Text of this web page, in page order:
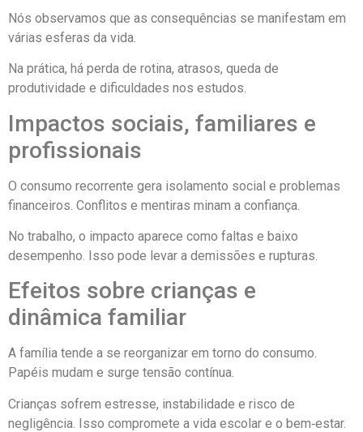
Nós observamos que as consequências se manifestam em
várias esferas da vida.
Na prática, há perda de rotina, atrasos, queda de
produtividade e dificuldades nos estudos.
Impactos sociais, familiares e
profissionais
O consumo recorrente gera isolamento social e problemas
financeiros. Conflitos e mentiras minam a confiança.
No trabalho, o impacto aparece como faltas e baixo
desempenho. Isso pode levar a demissões e rupturas.
Efeitos sobre crianças e
dinâmica familiar
A família tende a se reorganizar em torno do consumo.
Papéis mudam e surge tensão contínua.
Crianças sofrem estresse, instabilidade e risco de
negligência. Isso compromete a vida escolar e o bem‑estar.